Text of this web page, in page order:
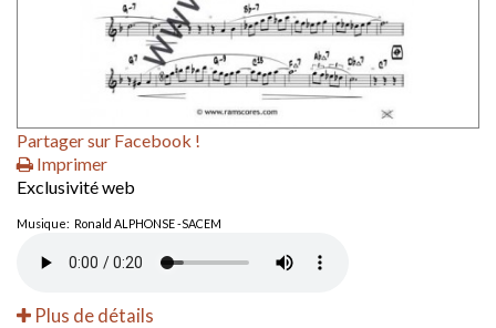
Partager sur Facebook !
Imprimer
Exclusivité web
Musique: Ronald ALPHONSE -SACEM
Plus de détails